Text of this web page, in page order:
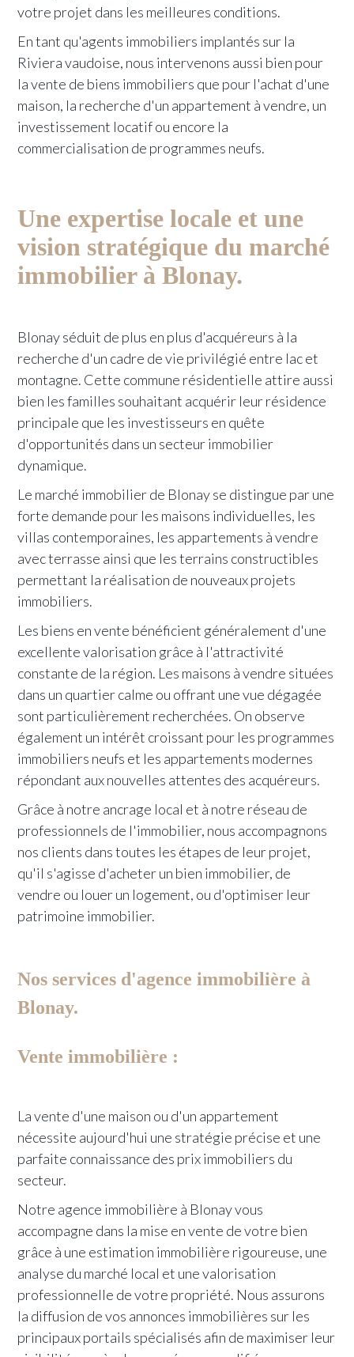
votre projet dans les meilleures conditions.
En tant qu'agents immobiliers implantés sur la
Riviera vaudoise, nous intervenons aussi bien pour
la vente de biens immobiliers que pour l'achat d'une
maison, la recherche d'un appartement à vendre, un
investissement locatif ou encore la
commercialisation de programmes neufs.
Une expertise locale et une
vision stratégique du marché
immobilier à Blonay.
Blonay séduit de plus en plus d'acquéreurs à la
recherche d'un cadre de vie privilégié entre lac et
montagne. Cette commune résidentielle attire aussi
bien les familles souhaitant acquérir leur résidence
principale que les investisseurs en quête
d'opportunités dans un secteur immobilier
dynamique.
Le marché immobilier de Blonay se distingue par une
forte demande pour les maisons individuelles, les
villas contemporaines, les appartements à vendre
avec terrasse ainsi que les terrains constructibles
permettant la réalisation de nouveaux projets
immobiliers.
Les biens en vente bénéficient généralement d'une
excellente valorisation grâce à l'attractivité
constante de la région. Les maisons à vendre situées
dans un quartier calme ou offrant une vue dégagée
sont particulièrement recherchées. On observe
également un intérêt croissant pour les programmes
immobiliers neufs et les appartements modernes
répondant aux nouvelles attentes des acquéreurs.
Grâce à notre ancrage local et à notre réseau de
professionnels de l'immobilier, nous accompagnons
nos clients dans toutes les étapes de leur projet,
qu'il s'agisse d'acheter un bien immobilier, de
vendre ou louer un logement, ou d'optimiser leur
patrimoine immobilier.
Nos services d'agence immobilière à
Blonay.
Vente immobilière :
La vente d'une maison ou d'un appartement
nécessite aujourd'hui une stratégie précise et une
parfaite connaissance des prix immobiliers du
secteur.
Notre agence immobilière à Blonay vous
accompagne dans la mise en vente de votre bien
grâce à une estimation immobilière rigoureuse, une
analyse du marché local et une valorisation
professionnelle de votre propriété. Nous assurons
la diffusion de vos annonces immobilières sur les
principaux portails spécialisés afin de maximiser leur